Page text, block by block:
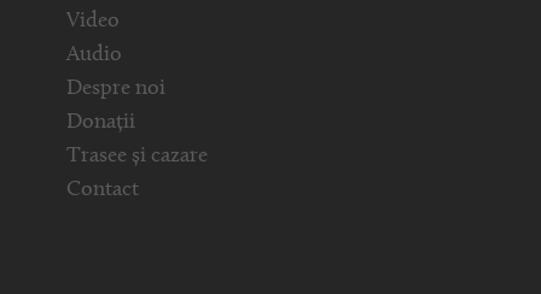
Video
Audio
Despre noi
Donații
Trasee și cazare
Contact